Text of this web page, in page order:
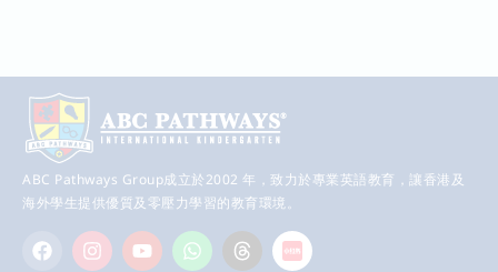
ABC Pathways Group成立於2002 年，致力於專業英語教育，讓香港及
海外學生提供優質及零壓力學習的教育環境。